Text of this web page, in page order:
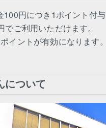
100円につき1ポイント付与
でご利用いただけます。
イントが有効になります。
について